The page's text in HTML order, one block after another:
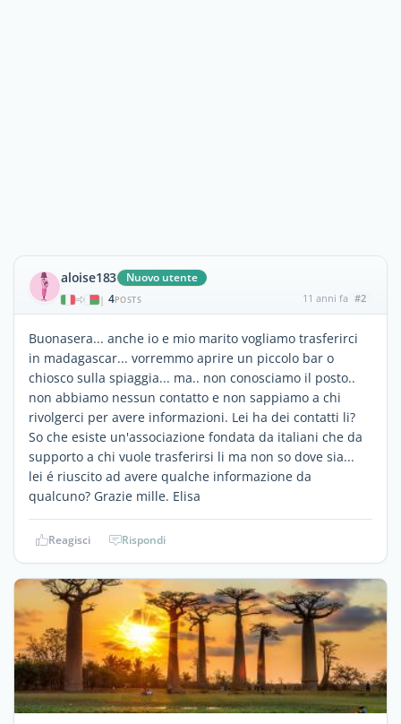
aloise183 Nuovo utente
| 4POSTS 11 anni fa #2
Buonasera... anche io e mio marito vogliamo trasferirci
in madagascar... vorremmo aprire un piccolo bar o
chiosco sulla spiaggia... ma.. non conosciamo il posto..
non abbiamo nessun contatto e non sappiamo a chi
rivolgerci per avere informazioni. Lei ha dei contatti li?
So che esiste un'associazione fondata da italiani che da
supporto a chi vuole trasferirsi li ma non so dove sia...
lei é riuscito ad avere qualche informazione da
qualcuno? Grazie mille. Elisa
Reagisci Rispondi